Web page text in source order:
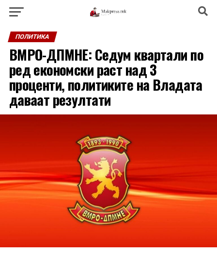
ПОЛИТИКА
ВМРО-ДПМНЕ: Седум квартали по
ред економски раст над 3
проценти, политиките на Владата
даваат резултати